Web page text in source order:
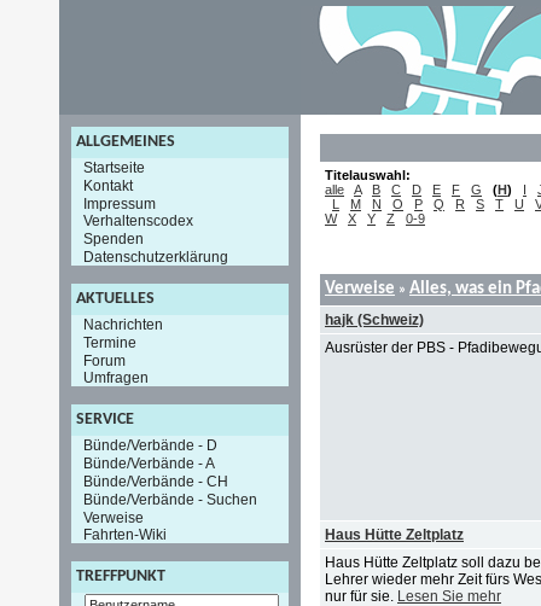
ALLGEMEINES
Startseite
Kontakt
Impressum
Verhaltenscodex
Spenden
Datenschutzerklärung
AKTUELLES
Nachrichten
Termine
Forum
Umfragen
SERVICE
Bünde/Verbände - D
Bünde/Verbände - A
Bünde/Verbände - CH
Bünde/Verbände - Suchen
Verweise
Fahrten-Wiki
TREFFPUNKT
Titelauswahl:
alle
A B C D E F G (H) I
L
M N O P Q R S T U
W
X Y Z 0-9
Verweise » Alles, was ein
hajk (Schweiz)
Ausrüster der PBS -
Haus Hütte Zeltplatz
Haus Hütte Zeltplatz soll dazu
Lehrer wieder mehr Zeit fürs
nur für sie. Lesen Sie mehr